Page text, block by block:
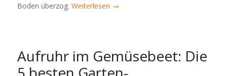
Boden überzog. Weiterlesen →
Aufruhr im Gemüsebeet: Die